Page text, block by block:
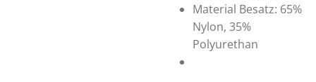
Material Besatz: 65%
Nylon, 35%
Polyurethan